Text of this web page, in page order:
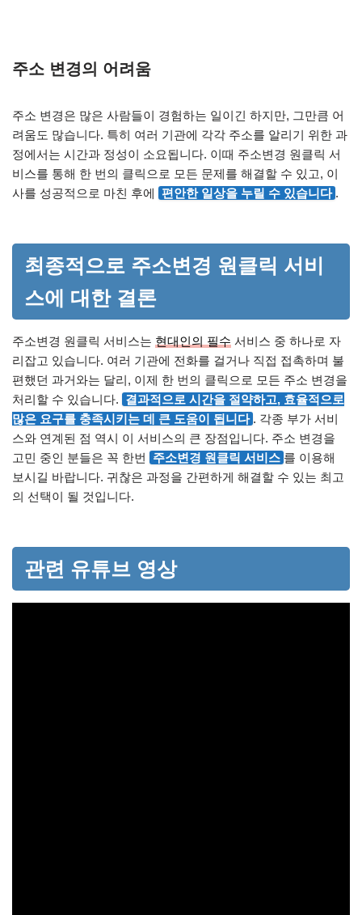
주소 변경의 어려움
주소 변경은 많은 사람들이 경험하는 일이긴 하지만, 그만큼 어
려움도 많습니다. 특히 여러 기관에 각각 주소를 알리기 위한 과
정에서는 시간과 정성이 소요됩니다. 이때 주소변경 원클릭 서
비스를 통해 한 번의 클릭으로 모든 문제를 해결할 수 있고, 이
사를 성공적으로 마친 후에
편안한 일상을 누릴 수 있습니다 .
최종적으로 주소변경 원클릭 서비
스에 대한 결론
주소변경 원클릭 서비스는 현대인의 필수 서비스 중 하나로 자
리잡고 있습니다. 여러 기관에 전화를 걸거나 직접 접촉하며 불
편했던 과거와는 달리, 이제 한 번의 클릭으로 모든 주소 변경을
처리할 수 있습니다. 결과적으로 시간을 절약하고, 효율적으로
많은 요구를 충족시키는 데 큰 도움이 됩니다 . 각종 부가 서비
스와 연계된 점 역시 이 서비스의 큰 장점입니다. 주소 변경을
고민 중인 분들은 꼭 한번
주소변경 원클릭 서비스 를 이용해
보시길 바랍니다. 귀찮은 과정을 간편하게 해결할 수 있는 최고
의 선택이 될 것입니다.
관련 유튜브 영상